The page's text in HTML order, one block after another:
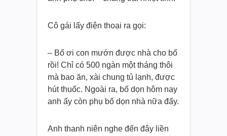
Cô gái lấy điện thoại ra gọi:
– Bố ơi con mướn được nhà cho bố
rồi! Chỉ có 500 ngàn một tháng thôi
mà bao ăn, xài chung tủ lạnh, được
hút thuốc. Ngoài ra, bố dọn hôm nay
anh ấy còn phụ bố dọn nhà nữa đấy.
Anh thanh niên nghe đến đây liền